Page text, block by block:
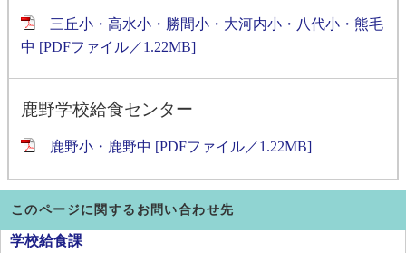
三丘小・高水小・勝間小・大河内小・八代小・熊毛
中 [PDFファイル／1.22MB]
鹿野学校給食センター
鹿野小・鹿野中 [PDFファイル／1.22MB]
このページに関するお問い合わせ先
学校給食課